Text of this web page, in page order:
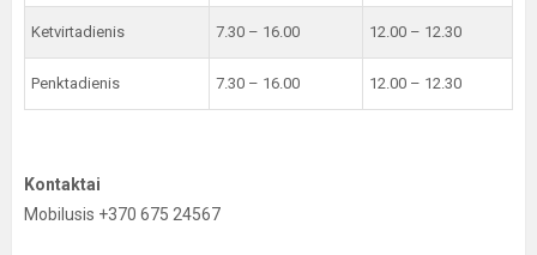
Ketvirtadienis 7.30 – 16.00 12.00 – 12.30
Penktadienis 7.30 – 16.00 12.00 – 12.30
Kontaktai
Mobilusis +370 675 24567